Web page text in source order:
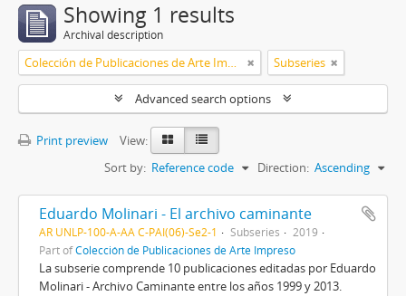
Showing 1 results
Archival description
Colección de Publicaciones de Arte Impreso Subseries
Advanced search options
Print preview
View:
Sort by: Reference code Direction: Ascending
Eduardo Molinari - El archivo caminante
AR UNLP-100-A-AA C-PAI(06)-Se2-1 Subseries
2019
Part ofColección de Publicaciones de Arte Impreso
La subserie comprende 10 publicaciones editadas por Eduardo
Molinari - Archivo Caminante entre los años 1999 y 2013.